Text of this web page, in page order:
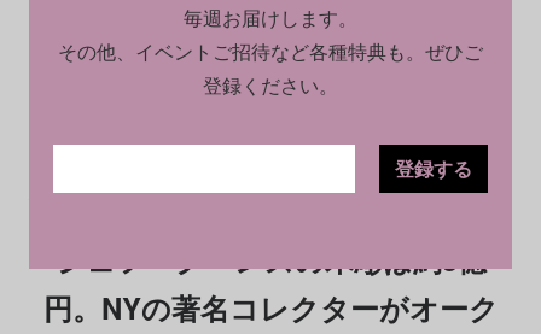
2023.03.13
ジェフ・クーンズの木彫は約5億
円。NYの著名コレクターがオーク
毎週お届けします。
その他、イベントご招待など各種特典も。ぜひご
登録ください。
登録する